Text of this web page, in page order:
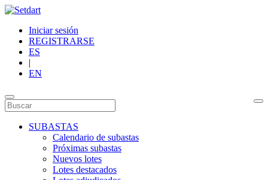
Iniciar sesión
REGISTRARSE
ES
|
EN
SUBASTAS
Calendario de subastas
Próximas subastas
Nuevos lotes
Lotes destacados